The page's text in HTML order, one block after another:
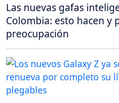
Las nuevas gafas
Colombia: esto hacen y
preocupación